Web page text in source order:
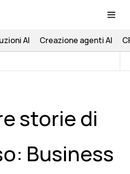
AI Creazione agenti AI
storie di
Business